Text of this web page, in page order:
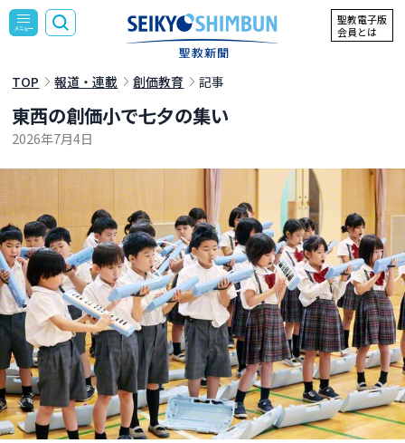
聖教電子版
会員とは
TOP 報道・連載 創価教育 記事
東西の創価小で七夕の集い
2026年7月4日